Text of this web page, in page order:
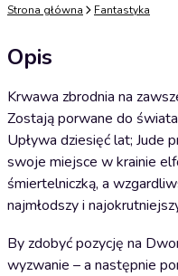
Strona główna Fantastyka
Opis
Krwawa zbrodnia na
Zostają porwane do
Upływa dziesięć lat; Jude
swoje miejsce w krainie
śmiertelniczką, a
najmłodszy i
By zdobyć pozycję na
wyzwanie – a następnie